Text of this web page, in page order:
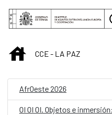
Saltar al contenido principal
INICIOCCE - LA PAZ
AfrOeste 2026